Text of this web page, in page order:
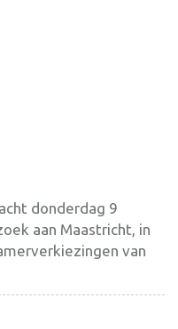
donderdag 9
aan Maastricht, in
van